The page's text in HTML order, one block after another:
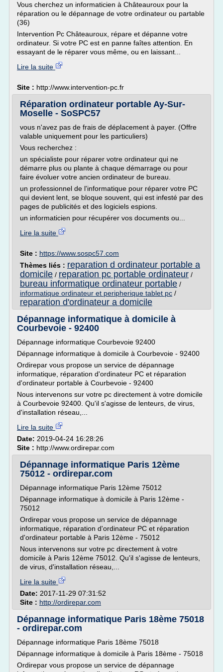
Vous cherchez un informaticien à Châteauroux pour la
réparation ou le dépannage de votre ordinateur ou partable
(36)
Intervention Pc Châteauroux, répare et dépanne votre
ordinateur. Si votre PC est en panne faîtes attention. En
essayant de le réparer vous même, ou en laissant...
Lire la suite
Site : http://www.intervention-pc.fr
Réparation ordinateur portable Ay-Sur-
Moselle - SoSPC57
vous n'avez pas de frais de déplacement à payer. (Offre
valable uniquement pour les particuliers)
Vous recherchez :
un spécialiste pour réparer votre ordinateur qui ne
démarre plus ou plante à chaque démarrage ou pour
faire évoluer votre ancien ordinateur de bureau.
un professionnel de l'informatique pour réparer votre PC
qui devient lent, se bloque souvent, qui est infesté par des
pages de publicités et des logiciels espions.
un informaticien pour récupérer vos documents ou...
Lire la suite
Site : https://www.sospc57.com
Thèmes liés : reparation d ordinateur portable a
domicile / reparation pc portable ordinateur /
bureau informatique ordinateur portable /
informatique ordinateur et peripherique tablet pc /
reparation d'ordinateur a domicile
Dépannage informatique à domicile à
Courbevoie - 92400
Dépannage informatique Courbevoie 92400
Dépannage informatique à domicile à Courbevoie - 92400
Ordirepar vous propose un service de dépannage
informatique, réparation d'ordinateur PC et réparation
d'ordinateur portable à Courbevoie - 92400
Nous intervenons sur votre pc directement à votre domicile
à Courbevoie 92400. Qu'il s'agisse de lenteurs, de virus,
d'installation réseau,...
Lire la suite
Date: 2019-04-24 16:28:26
Site : http://www.ordirepar.com
Dépannage informatique Paris 12ème
75012 - ordirepar.com
Dépannage informatique Paris 12ème 75012
Dépannage informatique à domicile à Paris 12ème -
75012
Ordirepar vous propose un service de dépannage
informatique, réparation d'ordinateur PC et réparation
d'ordinateur portable à Paris 12ème - 75012
Nous intervenons sur votre pc directement à votre
domicile à Paris 12ème 75012. Qu'il s'agisse de lenteurs,
de virus, d'installation réseau,...
Lire la suite
Date: 2017-11-29 07:31:52
Site : http://ordirepar.com
Dépannage informatique Paris 18ème 75018
- ordirepar.com
Dépannage informatique Paris 18ème 75018
Dépannage informatique à domicile à Paris 18ème - 75018
Ordirepar vous propose un service de dépannage